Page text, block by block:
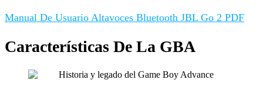
Manual De Usuario Altavoces Bluetooth JBL Go 2 PDF
Características De La GBA